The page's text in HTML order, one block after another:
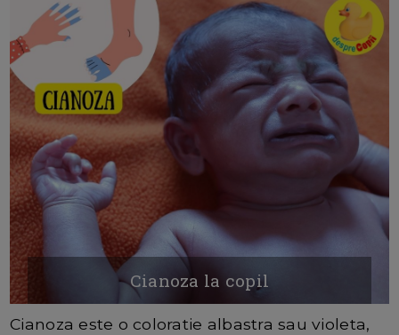
Cianoza la copil
Cianoza este o coloratie albastra sau violeta,